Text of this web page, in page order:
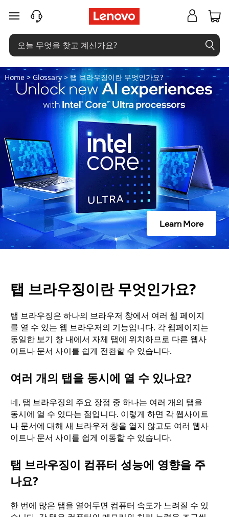
탭
브
라
우
징
란
무
엇
인
가
주요 콘텐츠로 건너뛰기
Home> Glossary> 탭 브라우징이란 무엇인가요?
Learn More
탭 브라우징이란 무엇인가요?
탭 브라우징은 하나의 브라우저 창에서 여러 웹 페이지
를 열 수 있는 웹 브라우저의 기능입니다. 각 웹페이지는
동일한 보기 창 내에서 자체 탭에 위치하므로 다른 웹사
이트나 문서 사이를 쉽게 전환할 수 있습니다.
여러 개의 탭을 동시에 열 수 있나요?
네, 탭 브라우징의 주요 장점 중 하나는 여러 개의 탭을
동시에 열 수 있다는 점입니다. 이렇게 하면 각 웹사이트
나 문서에 대해 새 브라우저 창을 열지 않고도 여러 웹사
이트나 문서 사이를 쉽게 이동할 수 있습니다.
탭 브라우징이 컴퓨터 성능에 영향을 주
나요?
한 번에 많은 탭을 열어두면 컴퓨터 속도가 느려질 수 있